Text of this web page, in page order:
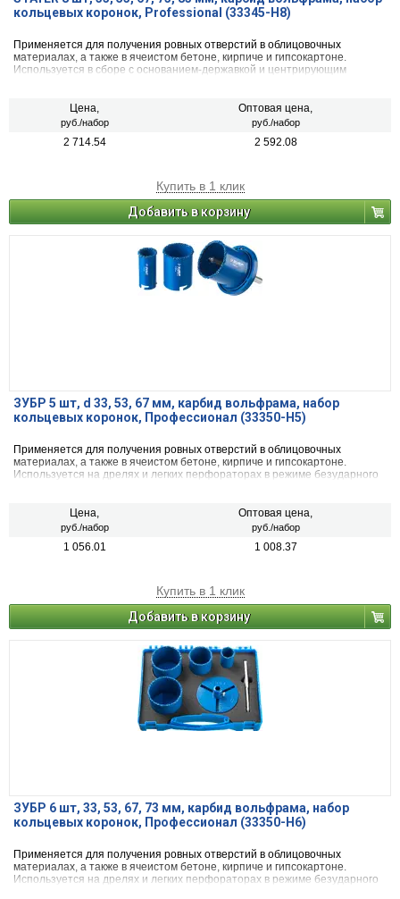
кольцевых коронок, Professional (33345-H8)
Применяется для получения ровных отверстий в облицовочных
материалах, а также в ячеистом бетоне, кирпиче и гипсокартоне.
Используется в сборе с основанием-державкой и центрирующим
Цена,
руб./набор
Оптовая цена,
руб./набор
2 714.54 2 592.08
Купить в 1 клик
Добавить в корзину
ЗУБР 5 шт, d 33, 53, 67 мм, карбид вольфрама, набор
кольцевых коронок, Профессионал (33350-H5)
Применяется для получения ровных отверстий в облицовочных
материалах, а также в ячеистом бетоне, кирпиче и гипсокартоне.
Используется на дрелях и легких перфораторах в режиме безударного
Цена,
руб./набор
Оптовая цена,
руб./набор
1 056.01 1 008.37
Купить в 1 клик
Добавить в корзину
ЗУБР 6 шт, 33, 53, 67, 73 мм, карбид вольфрама, набор
кольцевых коронок, Профессионал (33350-H6)
Применяется для получения ровных отверстий в облицовочных
материалах, а также в ячеистом бетоне, кирпиче и гипсокартоне.
Используется на дрелях и легких перфораторах в режиме безударного